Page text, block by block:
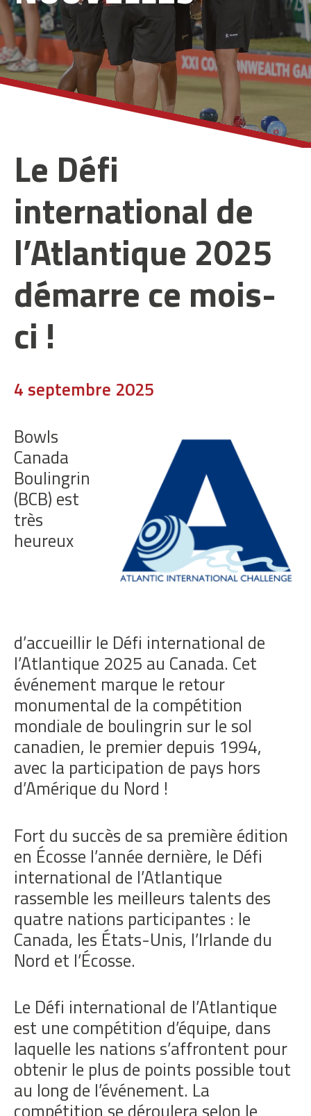
Le Défi
international de
l’Atlantique 2025
démarre ce mois-
ci !
4 septembre 2025
Bowls
Canada
Boulingrin
(BCB) est
très
heureux
d’accueillir le Défi international de
l’Atlantique 2025 au Canada. Cet
événement marque le retour
monumental de la compétition
mondiale de boulingrin sur le sol
canadien, le premier depuis 1994,
avec la participation de pays hors
d’Amérique du Nord !
Fort du succès de sa première édition
en Écosse l’année dernière, le Défi
international de l’Atlantique
rassemble les meilleurs talents des
quatre nations participantes : le
Canada, les États-Unis, l’Irlande du
Nord et l’Écosse.
Le Défi international de l’Atlantique
est une compétition d’équipe, dans
laquelle les nations s’affrontent pour
obtenir le plus de points possible tout
au long de l’événement. La